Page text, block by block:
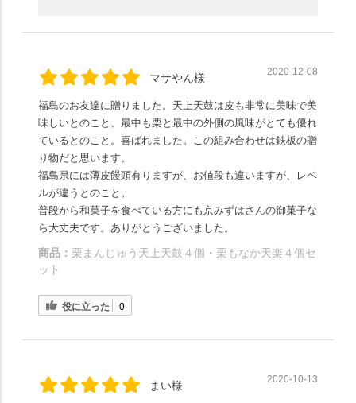
マサやん様 2020-12-08
福島のお友達に贈りました。天上天鼓は皮も非常に美味で美
味しいとのこと、最中も栗と最中の外側の風味がとても優れ
ているとのこと。喜ばれました。この組み合わせは鉄板の贈
り物だと思います。
福島県には薄皮饅頭有りますが、お値段も違いますが、レベ
ルが違うとのこと。
普段から和菓子を食べている方にも京みずはさんの御菓子な
ら大丈夫です。ありがとうございました。
商品： 栗まんじゅう天上天鼓４個・栗もなか天楽４個セ
ット
役に立った 0
まい様 2020-10-13